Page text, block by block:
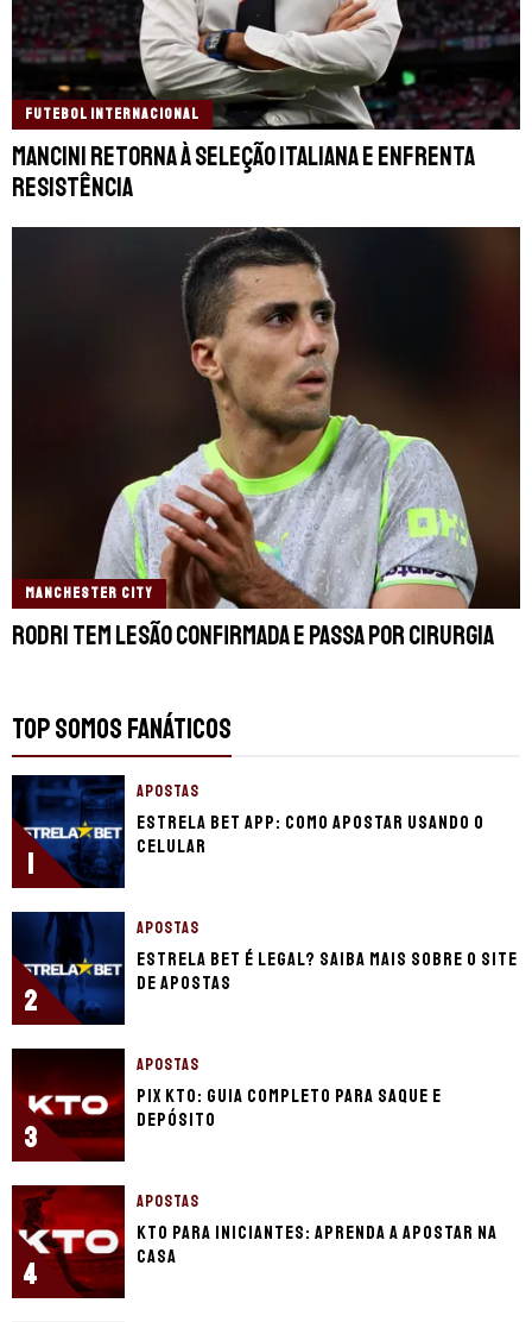
FUTEBOL INTERNACIONAL
Mancini retorna à Seleção Italiana e enfrenta
resistência
MANCHESTER CITY
Rodri tem lesão confirmada e passa por cirurgia
TOP SOMOS FANÁTICOS
1
APOSTAS
Estrela Bet app: Como apostar usando o
celular
2
APOSTAS
Estrela Bet é legal? Saiba mais sobre o site
de apostas
3
APOSTAS
Pix KTO: guia completo para saque e
depósito
4
APOSTAS
KTO para iniciantes: aprenda a apostar na
casa